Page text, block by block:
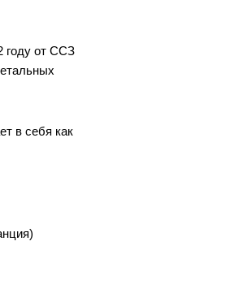
году от ССЗ
в себя как